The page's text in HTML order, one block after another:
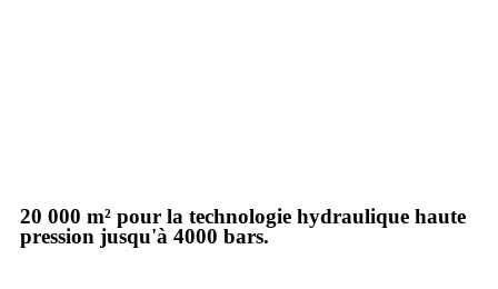
20 000 m² pour la technologie hydraulique haute
pression jusqu'à 4000 bars.